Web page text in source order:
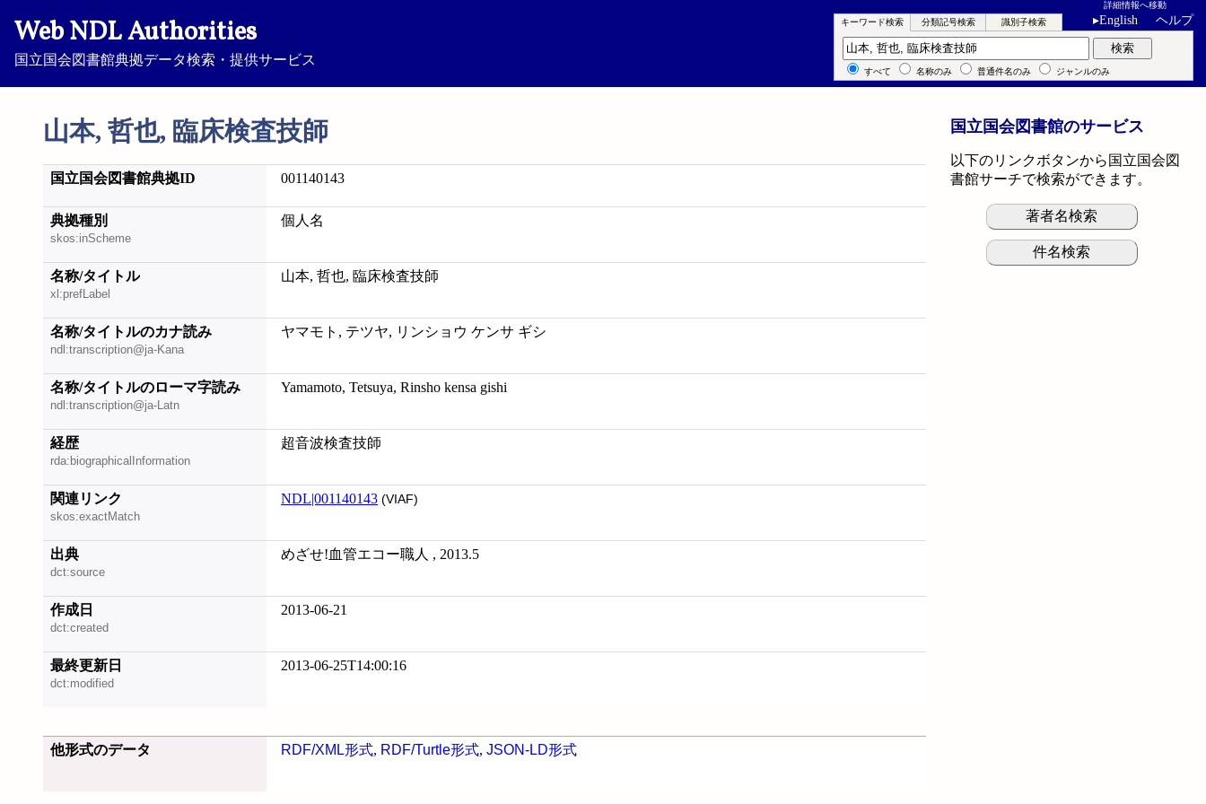
Web NDL Authorities
国立国会図書館典拠データ検索・提供サービス
詳細情報へ移動
▸English ヘルプ
山本, 哲也, 臨床検査技師
キーワード検索 分類記号検索 識別子検索
キーワード検索 検索
すべて 名称のみ 普通件名のみ ジャンルのみ
国立国会図書館典拠ID 001140143
典拠種別
skos:inScheme
個人名
名称/タイトル
xl:prefLabel
山本, 哲也, 臨床検査技師
名称/タイトルのカナ読み
ndl:transcription@ja-Kana
ヤマモト, テツヤ, リンショウ ケンサ ギシ
名称/タイトルのローマ字読み
ndl:transcription@ja-Latn
Yamamoto, Tetsuya, Rinsho kensa gishi
経歴
rda:biographicalInformation
超音波検査技師
関連リンク
skos:exactMatch
NDL|001140143 (VIAF)
出典
dct:source
めざせ!血管エコー職人 , 2013.5
作成日
dct:created
2013-06-21
最終更新日
dct:modified
2013-06-25T14:00:16
他形式のデータ RDF/XML形式, RDF/Turtle形式, JSON-LD形式
国立国会図書館のサービス
以下のリンクボタンから国立国会図
書館サーチで検索ができます。
著者名検索
件名検索